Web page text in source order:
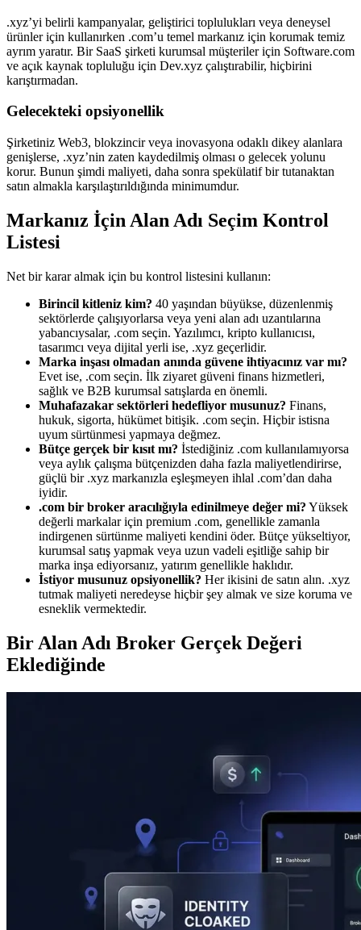
.xyz’yi belirli kampanyalar, geliştirici toplulukları veya deneysel
ürünler için kullanırken .com’u temel markanız için korumak temiz
ayrım yaratır. Bir SaaS şirketi kurumsal müşteriler için Software.com
ve açık kaynak topluluğu için Dev.xyz çalıştırabilir, hiçbirini
karıştırmadan.
Gelecekteki opsiyonellik
Şirketiniz Web3, blokzincir veya inovasyona odaklı dikey alanlara
genişlerse, .xyz’nin zaten kaydedilmiş olması o gelecek yolunu
korur. Bunun şimdi maliyeti, daha sonra spekülatif bir tutanaktan
satın almakla karşılaştırıldığında minimumdur.
Markanız İçin Alan Adı Seçim Kontrol
Listesi
Net bir karar almak için bu kontrol listesini kullanın:
Birincil kitleniz kim? 40 yaşından büyükse, düzenlenmiş
sektörlerde çalışıyorlarsa veya yeni alan adı uzantılarına
yabancıysalar, .com seçin. Yazılımcı, kripto kullanıcısı,
tasarımcı veya dijital yerli ise, .xyz geçerlidir.
Marka inşası olmadan anında güvene ihtiyacınız var mı?
Evet ise, .com seçin. İlk ziyaret güveni finans hizmetleri,
sağlık ve B2B kurumsal satışlarda en önemli.
Muhafazakar sektörleri hedefliyor musunuz? Finans,
hukuk, sigorta, hükümet bitişik. .com seçin. Hiçbir istisna
uyum sürtünmesi yapmaya değmez.
Bütçe gerçek bir kısıt mı? İstediğiniz .com kullanılamıyorsa
veya aylık çalışma bütçenizden daha fazla maliyetlendirirse,
güçlü bir .xyz markanızla eşleşmeyen ihlal .com’dan daha
iyidir.
.com bir broker aracılığıyla edinilmeye değer mi? Yüksek
değerli markalar için premium .com, genellikle zamanla
indirgenen sürtünme maliyeti kendini öder. Bütçe yükseltiyor,
kurumsal satış yapmak veya uzun vadeli eşitliğe sahip bir
marka inşa ediyorsanız, yatırım genellikle haklıdır.
İstiyor musunuz opsiyonellik? Her ikisini de satın alın. .xyz
tutmak maliyeti neredeyse hiçbir şey almak ve size koruma ve
esneklik vermektedir.
Bir Alan Adı Broker Gerçek Değeri
Eklediğinde